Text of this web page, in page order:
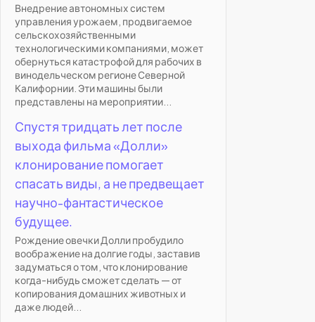
Внедрение автономных систем
управления урожаем, продвигаемое
сельскохозяйственными
технологическими компаниями, может
обернуться катастрофой для рабочих в
винодельческом регионе Северной
Калифорнии. Эти машины были
представлены на мероприятии...
Спустя тридцать лет после
выхода фильма «Долли»
клонирование помогает
спасать виды, а не предвещает
научно-фантастическое
будущее.
Рождение овечки Долли пробудило
воображение на долгие годы, заставив
задуматься о том, что клонирование
когда-нибудь сможет сделать — от
копирования домашних животных и
даже людей...